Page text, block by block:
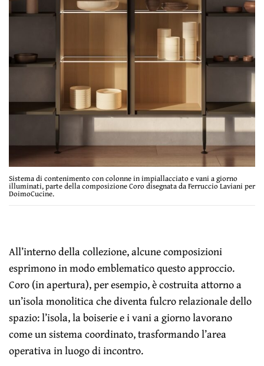
Sistema di contenimento con colonne in impiallacciato e vani a giorno
illuminati, parte della composizione Coro disegnata da Ferruccio Laviani per
DoimoCucine.
All’interno della collezione, alcune composizioni
esprimono in modo emblematico questo approccio.
Coro (in apertura), per esempio, è costruita attorno a
un’isola monolitica che diventa fulcro relazionale dello
spazio: l’isola, la boiserie e i vani a giorno lavorano
come un sistema coordinato, trasformando l’area
operativa in luogo di incontro.